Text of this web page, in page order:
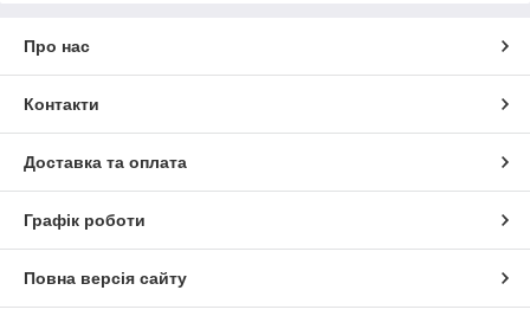
Про нас
Контакти
Доставка та оплата
Графік роботи
Повна версія сайту